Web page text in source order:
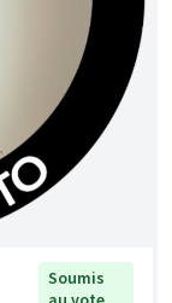
Soumis